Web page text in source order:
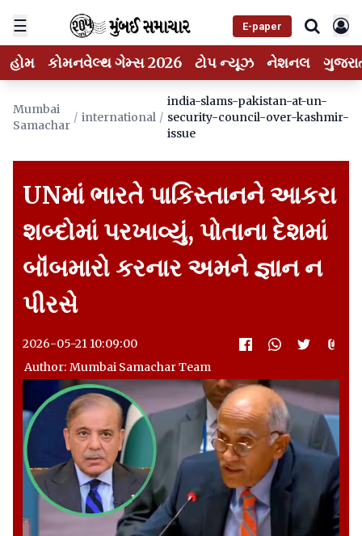
☰ E-paper
હોમ કોમનવેલ્થ ગેમ્સ 2026 ટોપ ન્યૂઝ નેશનલ
Mumbai
Samachar
/ international /
india-slams-pakistan-at-un-
security-council-over-kashmir-
issue
UNમાં ભારતે પાકિસ્તાનને આકરા
શબ્દોમાં પરખાવ્યું, પોતાના દેશમાં
બૉંબમારો કરનાર અમને જ્ઞાન ન
પીરસે
2026-05-21 10:09:00
Author: Mumbai Samachar Team